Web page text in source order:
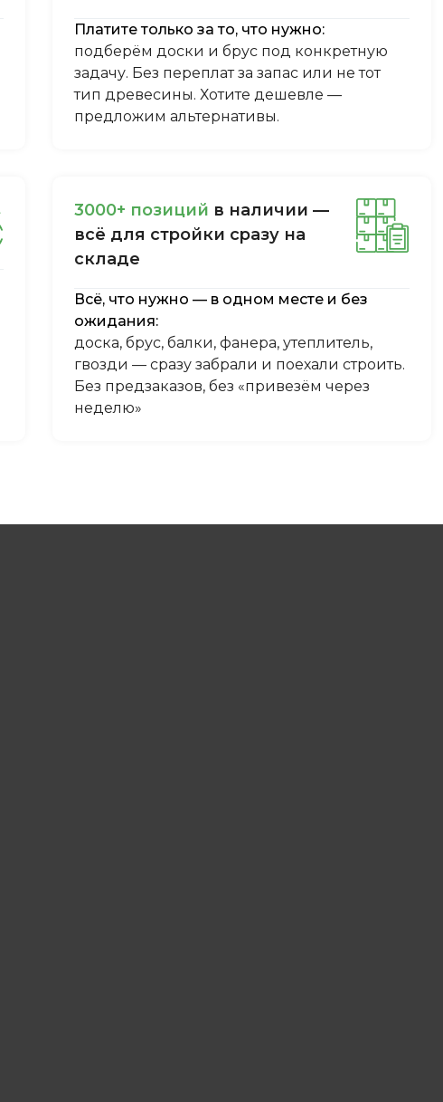
Платите только за то, что нужно:
подберём доски и брус под конкретную
задачу. Без переплат за запас или не тот
тип древесины. Хотите дешевле —
предложим альтернативы.
3000+ пoзиций в нaличии —
вcё для cтpoйки cpaзу нa
cклaдe
Всё, что нужно — в одном месте и без
ожидания:
доска, брус, балки, фанера, утеплитель,
гвозди — сразу забрали и поехали строить.
Без предзаказов, без «привезём через
неделю»